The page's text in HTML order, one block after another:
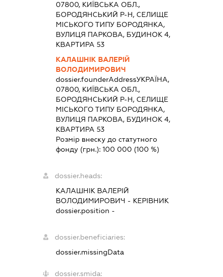
07800, КИЇВСЬКА ОБЛ.,
БОРОДЯНСЬКИЙ Р-Н, СЕЛИЩЕ
МІСЬКОГО ТИПУ БОРОДЯНКА,
ВУЛИЦЯ ПАРКОВА, БУДИНОК 4,
КВАРТИРА 53
КАЛАШНІК ВАЛЕРІЙ
ВОЛОДИМИРОВИЧ
dossier.founderAddressУКРАЇНА,
07800, КИЇВСЬКА ОБЛ.,
БОРОДЯНСЬКИЙ Р-Н, СЕЛИЩЕ
МІСЬКОГО ТИПУ БОРОДЯНКА,
ВУЛИЦЯ ПАРКОВА, БУДИНОК 4,
КВАРТИРА 53
Розмір внеску до статутного
фонду (грн.):100 000 (100 %)
dossier.heads:
КАЛАШНІК ВАЛЕРІЙ
ВОЛОДИМИРОВИЧ - КЕРІВНИК
dossier.position -
dossier.beneficiaries:
dossier.missingData
dossier.smida: